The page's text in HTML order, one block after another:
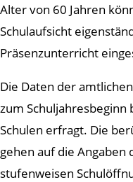
Alter von 60 Jahren
Schulaufsicht
Präsenzunterricht
Die Daten der
zum Schuljahresbeginn
Schulen erfragt. Die
gehen auf die
stufenweisen